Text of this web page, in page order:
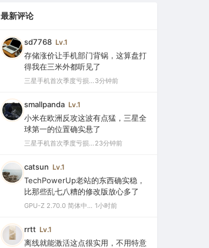
最新评论
sd7768 Lv.1
存储涨价让手机部门背锅，这算盘打
得我在三米外都听见了
三星手机首次季度亏损，中国市场仅剩0.1%份额背后的三大败因 3分钟前
smallpanda Lv.1
小米在欧洲反攻这波有点猛，三星全
球第一的位置确实悬了
三星手机首次季度亏损，中国市场仅剩0.1%份额背后的三大败因 23分钟前
catsun Lv.1
TechPowerUp老站的东西确实稳，
比那些乱七八糟的修改版放心多了
GPU-Z 2.70.0 简体中文汉化版（显卡测试专业的软件） 1小时前
rrtt Lv.1
离线就能激活这点很实用，不用特意